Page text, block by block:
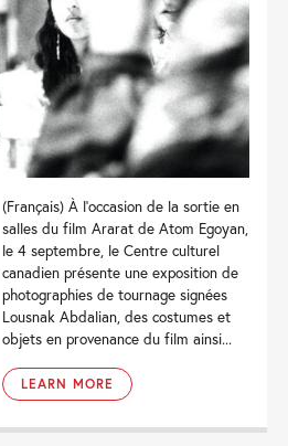
(Français) À l'occasion de la sortie en
salles du film Ararat de Atom Egoyan,
le 4 septembre, le Centre culturel
canadien présente une exposition de
photographies de tournage signées
Lousnak Abdalian, des costumes et
objets en provenance du film ainsi...
LEARN MORE